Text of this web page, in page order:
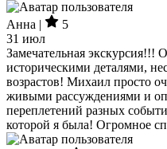
Анна |
5
31 июл
Замечательная экскурсия!!!
историческими деталями,
возрастов! Михаил просто
живыми рассуждениями и
переплетений разных
которой я была! Огромное